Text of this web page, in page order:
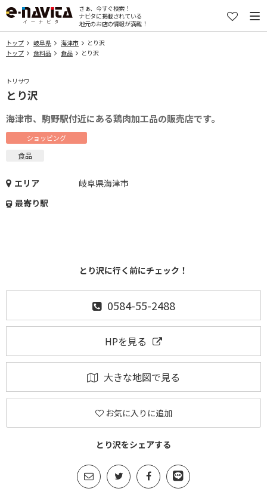
さぁ、今すぐ検索！
ナビタに掲載されている
地元のお店の情報が満載！
トップ 岐阜県 海津市
とり沢
トップ
食料品 食品 とり沢
トリサワ
とり沢
海津市、駒野駅付近にある鶏肉加工品の販売店です。
ショッピング
食品
エリア
岐阜県海津市
最寄り駅
とり沢に行く前にチェック！
0584-55-2488
HPを見る
大きな地図で見る
お気に入りに追加
とり沢をシェアする